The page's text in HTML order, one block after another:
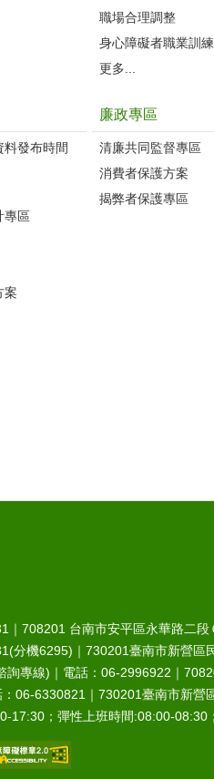
職場合理調整
身心障礙者職業訓練
更多...
料發布時間
專區
案
廉政專區
清廉共同監督專區
消費者保護方案
揭弊者保護專區
｜ 708201 台南市安平區永華路二
分機6295)｜ 730201臺南市新營區
專線)｜電話：06-2996922｜
06-6330821｜ 730201臺南市新營
17:30；彈性上班時間:08:00-